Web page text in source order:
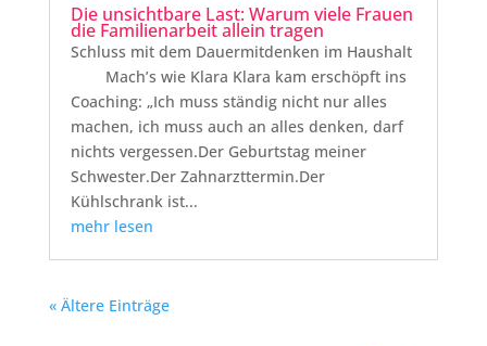
Die unsichtbare Last: Warum viele Frauen
die Familienarbeit allein tragen
Schluss mit dem Dauermitdenken im Haushalt
Mach’s wie Klara Klara kam erschöpft ins
Coaching: „Ich muss ständig nicht nur alles
machen, ich muss auch an alles denken, darf
nichts vergessen.Der Geburtstag meiner
Schwester.Der Zahnarzttermin.Der
Kühlschrank ist...
mehr lesen
« Ältere Einträge